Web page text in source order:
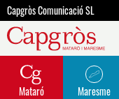
Capgròs Comunicació SL
Mataró Maresme